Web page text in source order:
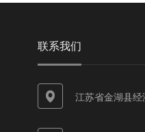
联系我们
江苏省金湖县